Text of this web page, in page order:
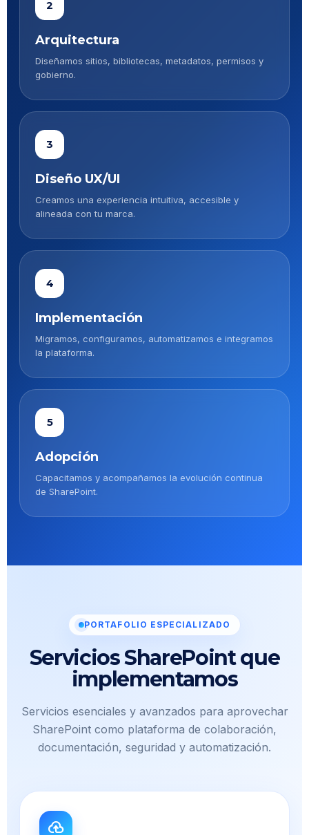
2
Arquitectura
Diseñamos sitios, bibliotecas, metadatos, permisos y
gobierno.
3
Diseño UX/UI
Creamos una experiencia intuitiva, accesible y
alineada con tu marca.
4
Implementación
Migramos, configuramos, automatizamos e integramos
la plataforma.
5
Adopción
Capacitamos y acompañamos la evolución continua
de SharePoint.
PORTAFOLIO ESPECIALIZADO
Servicios SharePoint que
implementamos
Servicios esenciales y avanzados para aprovechar
SharePoint como plataforma de colaboración,
documentación, seguridad y automatización.
cloud_upload